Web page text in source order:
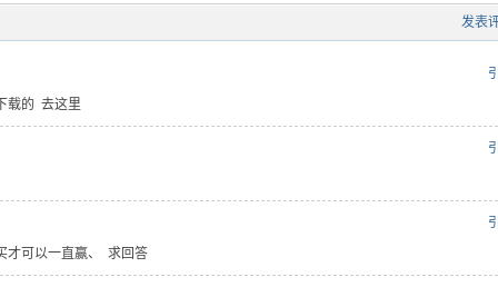
发表
载的 去这里
才可以一直赢、 求回答